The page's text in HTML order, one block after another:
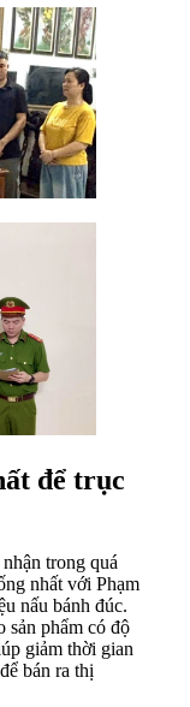
để trục
trong quá
nhất với Phạm
nấu bánh đúc.
sản phẩm có độ
giảm thời gian
bán ra thị